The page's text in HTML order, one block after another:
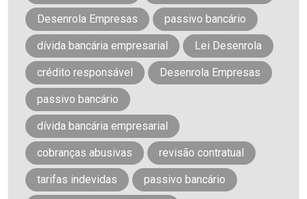
Desenrola Empresas passivo bancário
dívida bancária empresarial Lei Desenrola
crédito responsável Desenrola Empresas
passivo bancário
dívida bancária empresarial
cobranças abusivas revisão contratual
tarifas indevidas passivo bancário